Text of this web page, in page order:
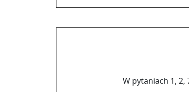
W py­ta­niach 1, 2,